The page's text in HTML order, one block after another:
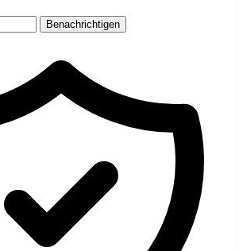
Benachrichtigen